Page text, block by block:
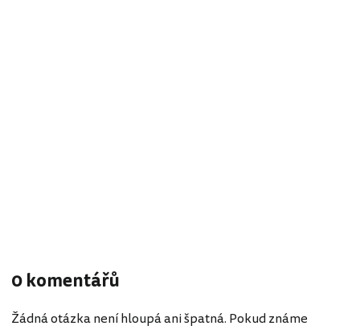
0 komentářů
Žádná otázka není hloupá ani špatná. Pokud známe